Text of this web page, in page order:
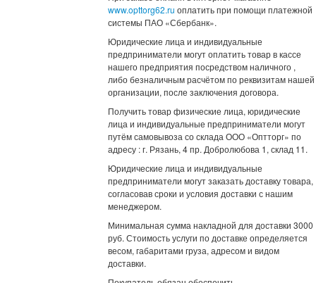
www.opttorg62.ru оплатить при помощи платежной
системы ПАО «Сбербанк».
Юридические лица и индивидуальные
предприниматели могут оплатить товар в кассе
нашего предприятия посредством наличного ,
либо безналичным расчётом по реквизитам нашей
организации, после заключения договора.
Получить товар физические лица, юридические
лица и индивидуальные предприниматели могут
путём самовывоза со склада ООО «Оптторг» по
адресу : г. Рязань, 4 пр. Добролюбова 1, склад 11.
Юридические лица и индивидуальные
предприниматели могут заказать доставку товара,
согласовав сроки и условия доставки с нашим
менеджером.
Минимальная сумма накладной для доставки 3000
руб. Стоимость услуги по доставке определяется
весом, габаритами груза, адресом и видом
доставки.